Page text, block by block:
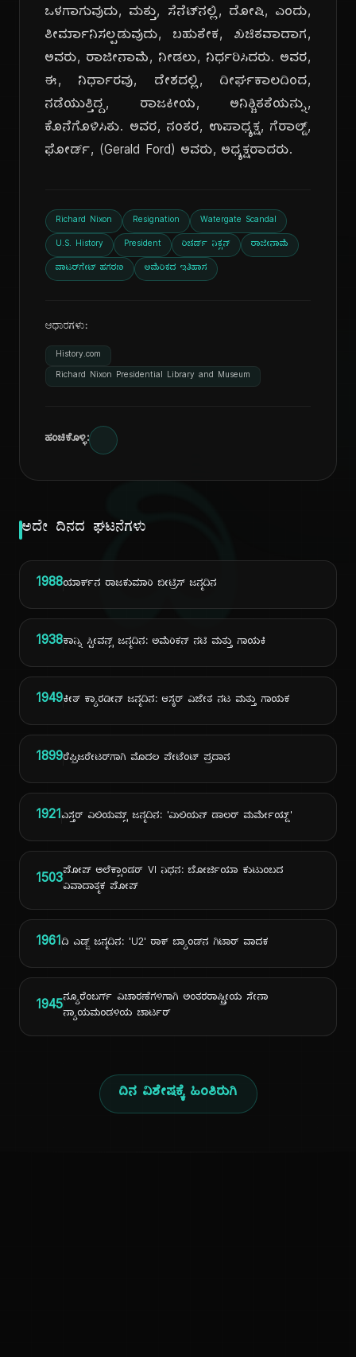
ದಿ
ಒಳಗಾಗುವುದು, ಮತ್ತು, ಸೆನೆಟ್‌ನಲ್ಲಿ, ದೋಷಿ, ಎಂದು,
ತೀರ್ಮಾನಿಸಲ್ಪಡುವುದು, ಬಹುತೇಕ, ಖಚಿತವಾದಾಗ,
ಅವರು, ರಾಜೀನಾಮೆ, ನೀಡಲು, ನಿರ್ಧರಿಸಿದರು. ಅವರ,
ಈ, ನಿರ್ಧಾರವು, ದೇಶದಲ್ಲಿ, ದೀರ್ಘಕಾಲದಿಂದ,
ನಡೆಯುತ್ತಿದ್ದ, ರಾಜಕೀಯ, ಅನಿಶ್ಚಿತತೆಯನ್ನು,
ಕೊನೆಗೊಳಿಸಿತು. ಅವರ, ನಂತರ, ಉಪಾಧ್ಯಕ್ಷ, ಗೆರಾಲ್ಡ್,
ಫೋರ್ಡ್, (Gerald Ford) ಅವರು, ಅಧ್ಯಕ್ಷರಾದರು.
Richard Nixon Resignation Watergate Scandal
U.S. History President ರಿಚರ್ಡ್ ನಿಕ್ಸನ್ ರಾಜೀನಾಮೆ
ವಾಟರ್‌ಗೇಟ್ ಹಗರಣ ಅಮೆರಿಕದ ಇತಿಹಾಸ
ಆಧಾರಗಳು:
History.com
Richard Nixon Presidential Library and Museum
ಹಂಚಿಕೊಳ್ಳಿ:
ಅದೇ ದಿನದ ಘಟನೆಗಳು
1988ಯಾರ್ಕ್‌ನ ರಾಜಕುಮಾರಿ ಬೀಟ್ರಿಸ್ ಜನ್ಮದಿನ
1938ಕಾನ್ನಿ ಸ್ಟೀವನ್ಸ್ ಜನ್ಮದಿನ: ಅಮೆರಿಕನ್ ನಟಿ ಮತ್ತು ಗಾಯಕಿ
1949ಕೀತ್ ಕ್ಯಾರಡೀನ್ ಜನ್ಮದಿನ: ಆಸ್ಕರ್ ವಿಜೇತ ನಟ ಮತ್ತು ಗಾಯಕ
1899ರೆಫ್ರಿಜರೇಟರ್‌ಗಾಗಿ ಮೊದಲ ಪೇಟೆಂಟ್ ಪ್ರದಾನ
1921ಎಸ್ತರ್ ವಿಲಿಯಮ್ಸ್ ಜನ್ಮದಿನ: 'ಮಿಲಿಯನ್ ಡಾಲರ್ ಮರ್ಮೇಯ್ಡ್'
1503ಪೋಪ್ ಅಲೆಕ್ಸಾಂಡರ್ VI ನಿಧನ: ಬೋರ್ಜಿಯಾ ಕುಟುಂಬದ
ವಿವಾದಾತ್ಮಕ ಪೋಪ್
1961ದಿ ಎಡ್ಜ್ ಜನ್ಮದಿನ: 'U2' ರಾಕ್ ಬ್ಯಾಂಡ್‌ನ ಗಿಟಾರ್ ವಾದಕ
1945ನ್ಯೂರೆಂಬರ್ಗ್ ವಿಚಾರಣೆಗಳಿಗಾಗಿ ಅಂತರರಾಷ್ಟ್ರೀಯ ಸೇನಾ
ನ್ಯಾಯಮಂಡಳಿಯ ಚಾರ್ಟರ್
ದಿನ ವಿಶೇಷಕ್ಕೆ ಹಿಂತಿರುಗಿ